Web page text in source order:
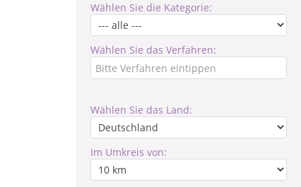
Wählen Sie die Kategorie:
Wählen Sie das Verfahren:
Wählen Sie das Land:
Im Umkreis von: